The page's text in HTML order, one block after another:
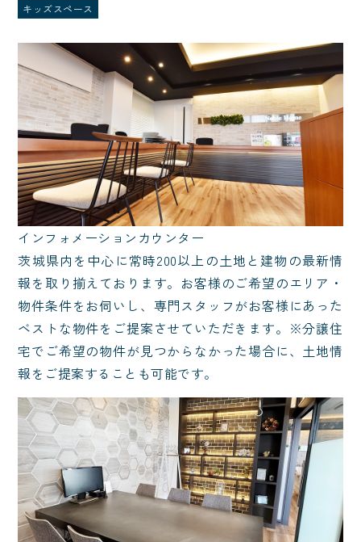
キッズスペース
インフォメーションカウンター
茨城県内を中心に常時200以上の土地と建物の最新情
報を取り揃えております。お客様のご希望のエリア・
物件条件をお伺いし、専門スタッフがお客様にあった
ベストな物件をご提案させていただきます。※分譲住
宅でご希望の物件が見つからなかった場合に、土地情
報をご提案することも可能です。